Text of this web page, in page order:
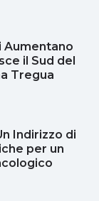
Aumentano
il Sud del
Tregua
Indirizzo di
per un